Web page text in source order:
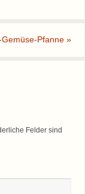
Gemüse-Pfanne»
Felder sind